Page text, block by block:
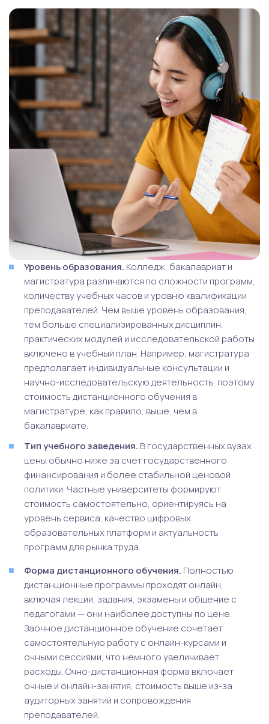
Уровень образования. Колледж, бакалавриат и
магистратура различаются по сложности программ,
количеству учебных часов и уровню квалификации
преподавателей. Чем выше уровень образования,
тем больше специализированных дисциплин,
практических модулей и исследовательской работы
включено в учебный план. Например, магистратура
предполагает индивидуальные консультации и
научно-исследовательскую деятельность, поэтому
стоимость дистанционного обучения в
магистратуре, как правило, выше, чем в
бакалавриате.
Тип учебного заведения. В государственных вузах
цены обычно ниже за счет государственного
финансирования и более стабильной ценовой
политики. Частные университеты формируют
стоимость самостоятельно, ориентируясь на
уровень сервиса, качество цифровых
образовательных платформ и актуальность
программ для рынка труда.
Форма дистанционного обучения. Полностью
дистанционные программы проходят онлайн,
включая лекции, задания, экзамены и общение с
педагогами — они наиболее доступны по цене.
Заочное дистанционное обучение сочетает
самостоятельную работу с онлайн-курсами и
очными сессиями, что немного увеличивает
расходы. Очно-дистанционная форма включает
очные и онлайн-занятия, стоимость выше из-за
аудиторных занятий и сопровождения
преподавателей.